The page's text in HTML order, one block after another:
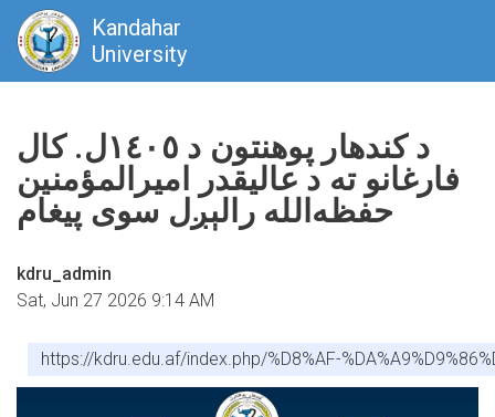
main
content
Kandahar
University
د کندهار پوهنتون د ١٤٠٥ل. کال
فارغانو ته د عالیقدر امیرالمؤمنین
حفظه‌الله رالېږل سوی پيغام
kdru_admin
Sat, Jun 27 2026 9:14 AM
https://kdru.edu.af/index.php/%D8%AF-